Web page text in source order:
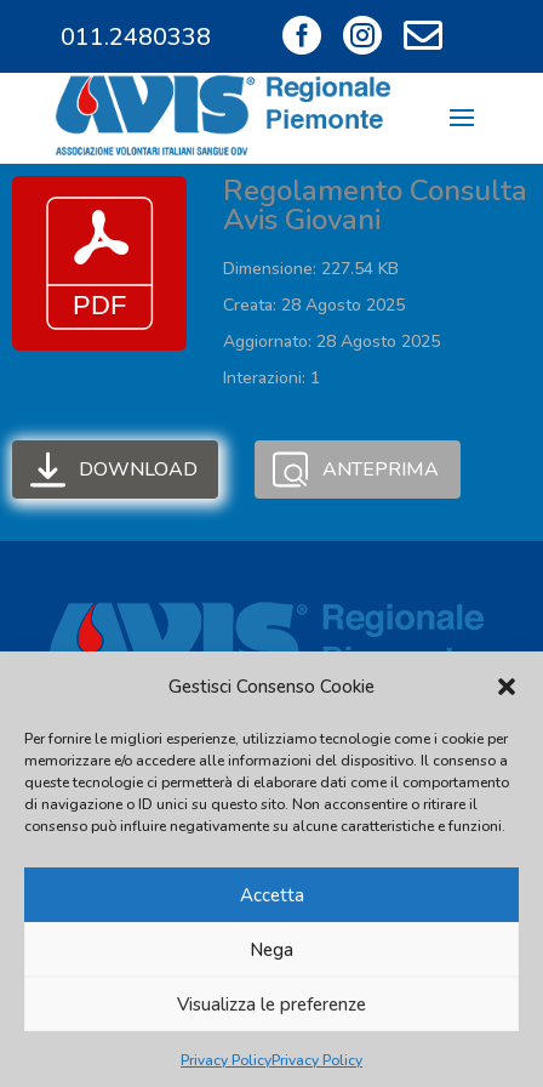
Gestisci Consenso Cookie
Per fornire le migliori esperienze, utilizziamo tecnologie come i cookie per
memorizzare e/o accedere alle informazioni del dispositivo. Il consenso a
queste tecnologie ci permetterà di elaborare dati come il comportamento
di navigazione o ID unici su questo sito. Non acconsentire o ritirare il
consenso può influire negativamente su alcune caratteristiche e funzioni.
Accetta
Nega
Visualizza le preferenze
Privacy PolicyPrivacy Policy
011.2480338
011.9685828
  
Regolamento Consulta
Avis Giovani
Dimensione: 227.54 KB
Creata: 28 Agosto 2025
Aggiornato: 28 Agosto 2025
Interazioni: 1
DOWNLOAD ANTEPRIMA
Via Piave, 54 - 10044 Pianezza (TO) - C.F. 97539810016 - Tel.
011.2480338
info@avispiemonte.it- avispiemonte@pec.avispiemonte.it
Privacy Policy